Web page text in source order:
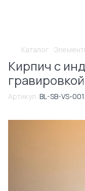
Каталог
Кирпич с
Артикул: BL-SB-VS-001